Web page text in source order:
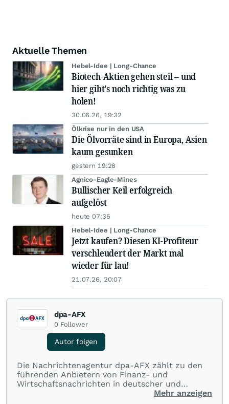
Aktuelle Themen
Hebel-Idee | Long-Chance
Biotech-Aktien gehen steil – und
hier gibt's noch richtig was zu
holen!
30.06.26, 19:32
Ölkrise nur in den USA
Die Ölvorräte sind in Europa, Asien
kaum gesunken
gestern 19:28
Agnico-Eagle-Mines
Bullischer Keil erfolgreich
aufgelöst
heute 07:35
Hebel-Idee | Long-Chance
Jetzt kaufen? Diesen KI-Profiteur
verschleudert der Markt mal
wieder für lau!
21.07.26, 20:07
dpa-AFX
0 Follower
Autor folgen
Die Nachrichtenagentur dpa-AFX zählt zu den
führenden Anbietern von Finanz- und
Wirtschaftsnachrichten in deutscher und
englischer Sprache. Gestützt auf einMehr anzeigen